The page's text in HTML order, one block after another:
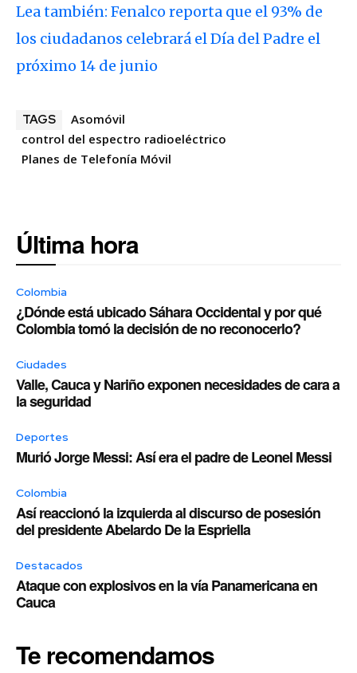
Lea también: Fenalco reporta que el 93% de
los ciudadanos celebrará el Día del Padre el
próximo 14 de junio
TAGS
Asomóvil
control del espectro radioeléctrico
Planes de Telefonía Móvil
Última hora
Colombia
¿Dónde está ubicado Sáhara Occidental y por qué
Colombia tomó la decisión de no reconocerlo?
Ciudades
Valle, Cauca y Nariño exponen necesidades de cara a
la seguridad
Deportes
Murió Jorge Messi: Así era el padre de Leonel Messi
Colombia
Así reaccionó la izquierda al discurso de posesión
del presidente Abelardo De la Espriella
Destacados
Ataque con explosivos en la vía Panamericana en
Cauca
Te recomendamos